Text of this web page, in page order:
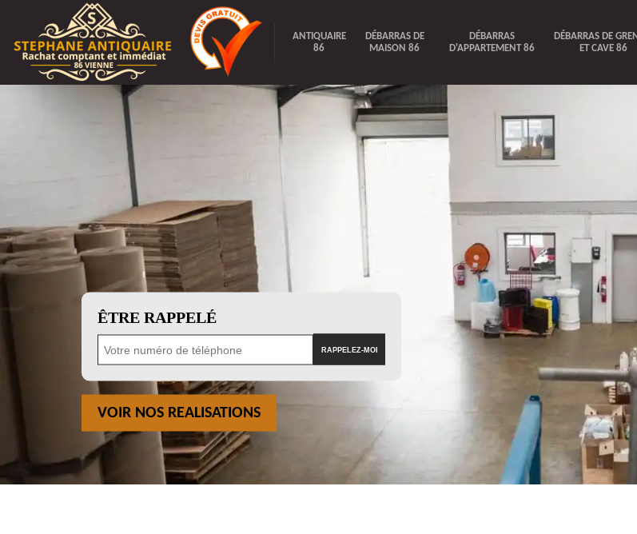
ANTIQUAIRE
86
DÉBARRAS DE
MAISON 86
DÉBARRAS
D'APPARTEMENT 86
DÉBARRAS DE
ET CAVE 86
ÊTRE RAPPELÉ
VOIR NOS REALISATIONS